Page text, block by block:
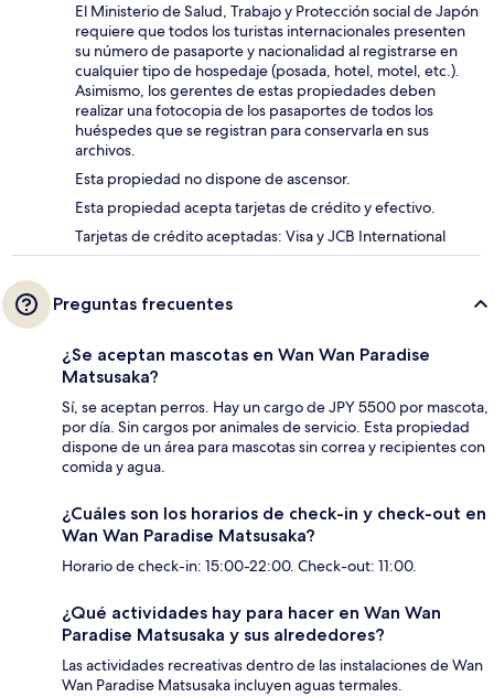
El Ministerio de Salud, Trabajo y Protección social de Japón
requiere que todos los turistas internacionales presenten
su número de pasaporte y nacionalidad al registrarse en
cualquier tipo de hospedaje (posada, hotel, motel, etc.).
Asimismo, los gerentes de estas propiedades deben
realizar una fotocopia de los pasaportes de todos los
huéspedes que se registran para conservarla en sus
archivos.
Esta propiedad no dispone de ascensor.
Esta propiedad acepta tarjetas de crédito y efectivo.
Tarjetas de crédito aceptadas: Visa y JCB International
Preguntas frecuentes
¿Se aceptan mascotas en Wan Wan Paradise
Matsusaka?
Sí, se aceptan perros. Hay un cargo de JPY 5500 por mascota,
por día. Sin cargos por animales de servicio. Esta propiedad
dispone de un área para mascotas sin correa y recipientes con
comida y agua.
¿Cuáles son los horarios de check-in y check-out en
Wan Wan Paradise Matsusaka?
Horario de check-in: 15:00-22:00. Check-out: 11:00.
¿Qué actividades hay para hacer en Wan Wan
Paradise Matsusaka y sus alrededores?
Las actividades recreativas dentro de las instalaciones de Wan
Wan Paradise Matsusaka incluyen aguas termales.